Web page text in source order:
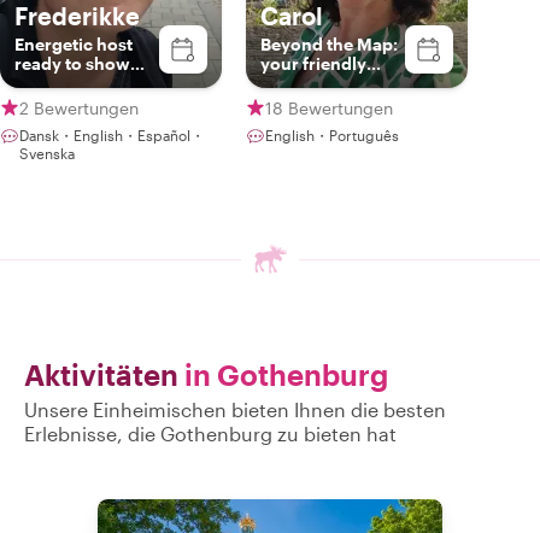
Frederikke
Energetic host
ready to show
you the city!
2 Bewertungen
Dansk・English・Español・
Svenska
Carol
Beyond the Map:
your friendly
guide to
incredible
Gothenburg
18 Bewertungen
English・Português
Aktivitäten in Gothenburg
Unsere Einheimischen bieten Ihnen die besten
Erlebnisse, die Gothenburg zu bieten hat